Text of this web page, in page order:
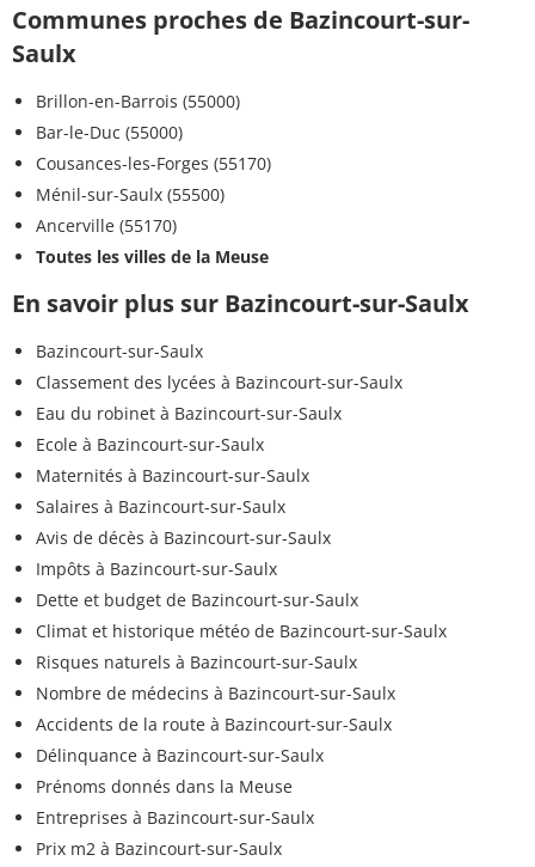
Communes proches de Bazincourt-sur-
Saulx
Brillon-en-Barrois (55000)
Bar-le-Duc (55000)
Cousances-les-Forges (55170)
Ménil-sur-Saulx (55500)
Ancerville (55170)
Toutes les villes de la Meuse
En savoir plus sur Bazincourt-sur-Saulx
Bazincourt-sur-Saulx
Classement des lycées à Bazincourt-sur-Saulx
Eau du robinet à Bazincourt-sur-Saulx
Ecole à Bazincourt-sur-Saulx
Maternités à Bazincourt-sur-Saulx
Salaires à Bazincourt-sur-Saulx
Avis de décès à Bazincourt-sur-Saulx
Impôts à Bazincourt-sur-Saulx
Dette et budget de Bazincourt-sur-Saulx
Climat et historique météo de Bazincourt-sur-Saulx
Risques naturels à Bazincourt-sur-Saulx
Nombre de médecins à Bazincourt-sur-Saulx
Accidents de la route à Bazincourt-sur-Saulx
Délinquance à Bazincourt-sur-Saulx
Prénoms donnés dans la Meuse
Entreprises à Bazincourt-sur-Saulx
Prix m2 à Bazincourt-sur-Saulx